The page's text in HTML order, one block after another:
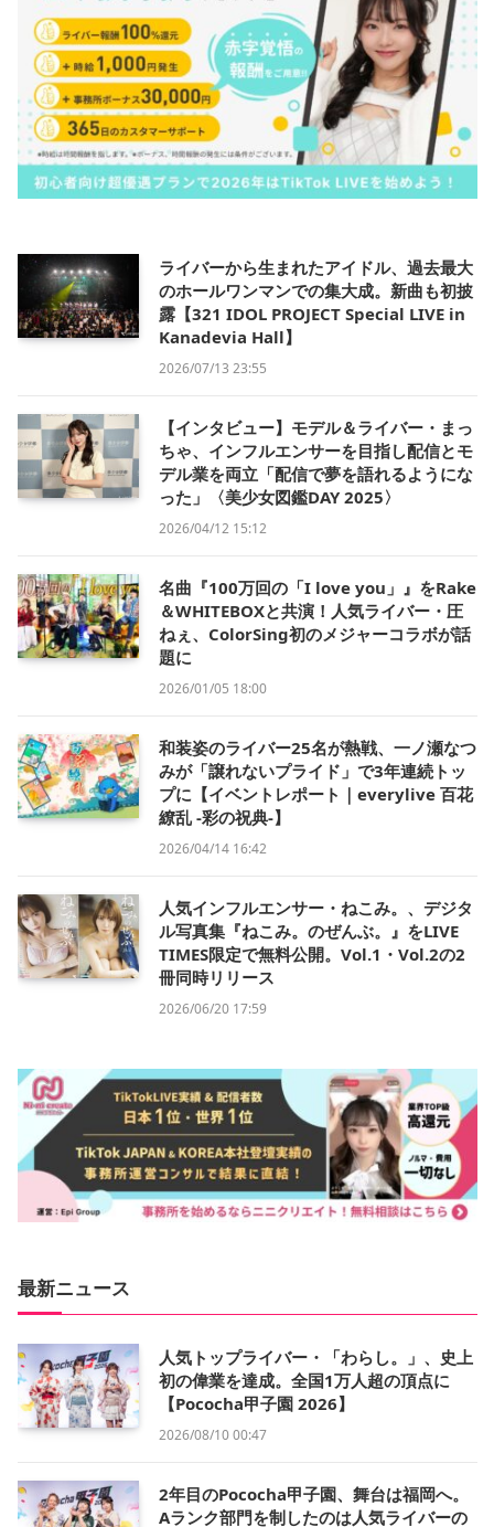
ライバーから生まれたアイドル、過去最大
のホールワンマンでの集大成。新曲も初披
露【321 IDOL PROJECT Special LIVE in
Kanadevia Hall】
2026/07/13 23:55
【インタビュー】モデル＆ライバー・まっ
ちゃ、インフルエンサーを目指し配信とモ
デル業を両立「配信で夢を語れるようにな
った」〈美少女図鑑DAY 2025〉
2026/04/12 15:12
名曲『100万回の「I love you」』をRake
＆WHITEBOXと共演！人気ライバー・圧
ねぇ、ColorSing初のメジャーコラボが話
題に
2026/01/05 18:00
和装姿のライバー25名が熱戦、一ノ瀬なつ
みが「譲れないプライド」で3年連続トッ
プに【イベントレポート｜everylive 百花
繚乱 -彩の祝典-】
2026/04/14 16:42
人気インフルエンサー・ねこみ。、デジタ
ル写真集『ねこみ。のぜんぶ。』をLIVE
TIMES限定で無料公開。Vol.1・Vol.2の2
冊同時リリース
2026/06/20 17:59
最新ニュース
人気トップライバー・「わらし。」、史上
初の偉業を達成。全国1万人超の頂点に
【Pococha甲子園 2026】
2026/08/10 00:47
2年目のPococha甲子園、舞台は福岡へ。
Aランク部門を制したのは人気ライバーの